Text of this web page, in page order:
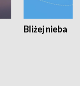
Bliżej nieba